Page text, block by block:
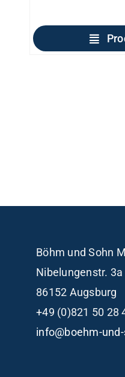
Böhm und Sohn
Nibelungenstr. 3a
86152 Augsburg
+49 (0)821 50 28
info@boehm-